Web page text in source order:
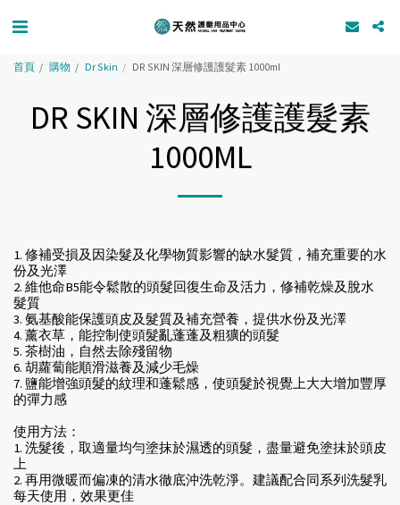
首頁 購物 Dr Skin DR SKIN 深層修護護髮素 1000ml
DR SKIN 深層修護護髮素
1000ML
1. 修補受損及因染髮及化學物質影響的缺水髮質，補充重要的水
份及光澤
2. 維他命B5能令鬆散的頭髮回復生命及活力，修補乾燥及脫水
髮質
3. 氨基酸能保護頭皮及髮質及補充營養，提供水份及光澤
4. 薰衣草，能控制使頭髮亂蓬蓬及粗獷的頭髮
5. 茶樹油，自然去除殘留物
6. 胡蘿蔔能順滑滋養及減少毛燥
7. 鹽能增強頭髮的紋理和蓬鬆感，使頭髮於視覺上大大增加豐厚
的彈力感
使用方法：
1. 洗髮後，取適量均勻塗抹於濕透的頭髮，盡量避免塗抺於頭皮
上
2. 再用微暖而偏凍的清水徹底沖洗乾淨。建議配合同系列洗髮乳
每天使用，效果更佳